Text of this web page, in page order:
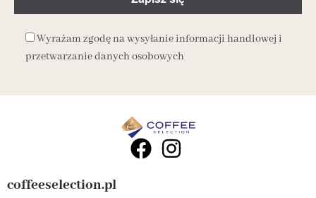
Wyrażam zgodę na wysyłanie informacji handlowej i
przetwarzanie danych osobowych
coffeeselection.pl